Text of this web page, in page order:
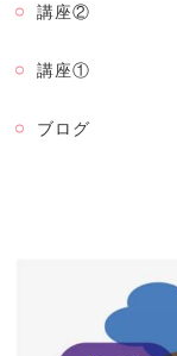
講座②
講座①
ブログ